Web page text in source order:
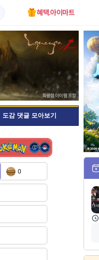
혜택.아이마트
도감 댓글 모아보기
0